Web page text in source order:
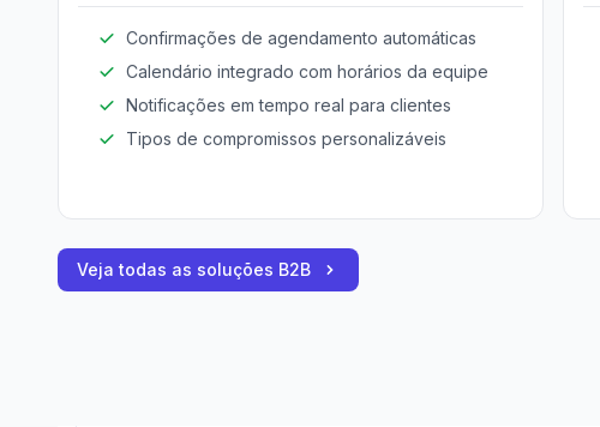
Confirmações de agendamento automáticas
Calendário integrado com horários da equipe
Notificações em tempo real para clientes
Tipos de compromissos personalizáveis
Veja todas as soluções B2B